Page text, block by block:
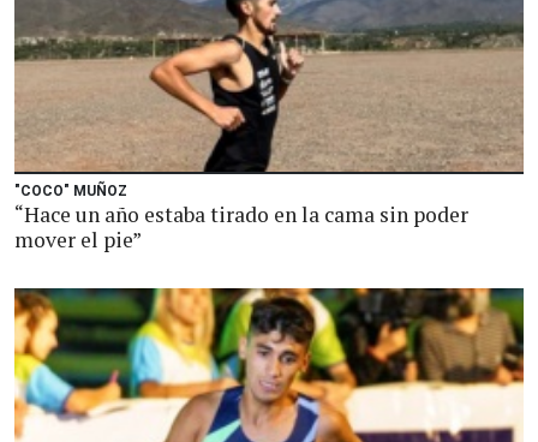
"COCO" MUÑOZ
“Hace un año estaba tirado en la cama sin poder
mover el pie”